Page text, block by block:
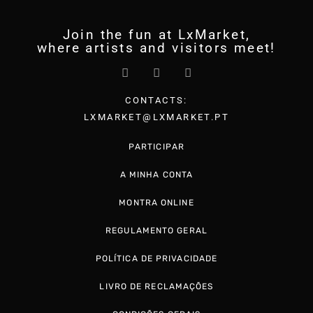
Join the fun at LxMarket,
where artists and visitors meet!
CONTACTS:
LXMARKET@LXMARKET.PT
POLÍTICA DE PRIVACIDADE
LIVRO DE RECLAMAÇÕES
PARTICIPAR
A MINHA CONTA
MONTRA ONLINE
REGULAMENTO GERAL